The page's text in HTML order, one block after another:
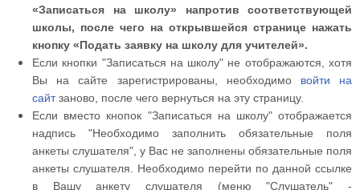
«Записаться на школу» напротив соответствующей
школы, после чего на открывшейся странице нажать
кнопку «Подать заявку на школу для учителей».
Если кнопки "Записаться на школу" не отображаются, хотя
Вы на сайте зарегистрированы, необходимо войти на
сайтзаново, после чего вернуться на эту страницу.
Если вместо кнопок "Записаться на школу" отображается
надпись "Необходимо заполнить обязательные поля
анкеты слушателя", у Вас не заполнены обязательные поля
анкеты слушателя. Необходимо перейти по данной ссылке
в Вашу анкету слушателя (меню "Слушатель" -